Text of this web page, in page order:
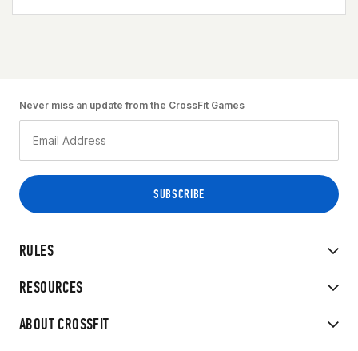
RULES
RESOURCES
ABOUT CROSSFIT
Never miss an update from the CrossFit Games